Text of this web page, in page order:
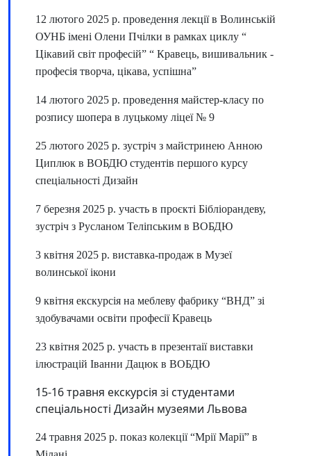
12 лютого 2025 р. проведення лекції в Волинській
ОУНБ імені Олени Пчілки в рамках циклу “
Цікавий світ професій” “ Кравець, вишивальник -
професія творча, цікава, успішна”
14 лютого 2025 р. проведення майстер-класу по
розпису шопера в луцькому ліцеї № 9
25 лютого 2025 р. зустріч з майстринею Анною
Циплюк в ВОБДЮ студентів першого курсу
спеціальності Дизайн
7 березня 2025 р. участь в проєкті Бібліорандеву,
зустріч з Русланом Теліпським в ВОБДЮ
3 квітня 2025 р. виставка-продаж в Музеї
волинської ікони
9 квітня екскурсія на меблеву фабрику “ВНД” зі
здобувачами освіти професії Кравець
23 квітня 2025 р. участь в презентаії виставки
ілюстрацій Іванни Дацюк в ВОБДЮ
15-16 травня екскурсія зі студентами
спеціальності Дизайн музеями Львова
24 травня 2025 р. показ колекції “Мрії Марії” в